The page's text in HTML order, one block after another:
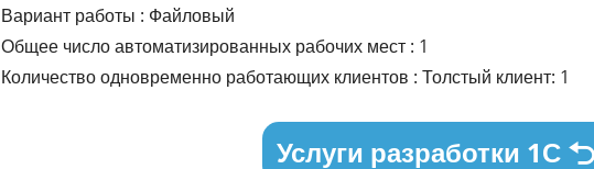
Вариант работы : Файловый
Общее число автоматизированных рабочих мест : 1
Количество одновременно работающих клиентов : Толстый клиент: 1
Услуги разработки 1С